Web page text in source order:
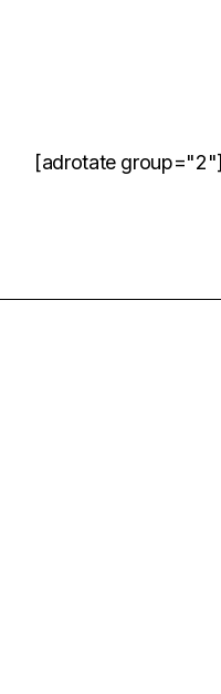
[adrotate group="2"]